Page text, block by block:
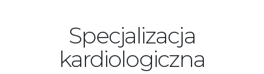
Specjalizacja
kardiologiczna